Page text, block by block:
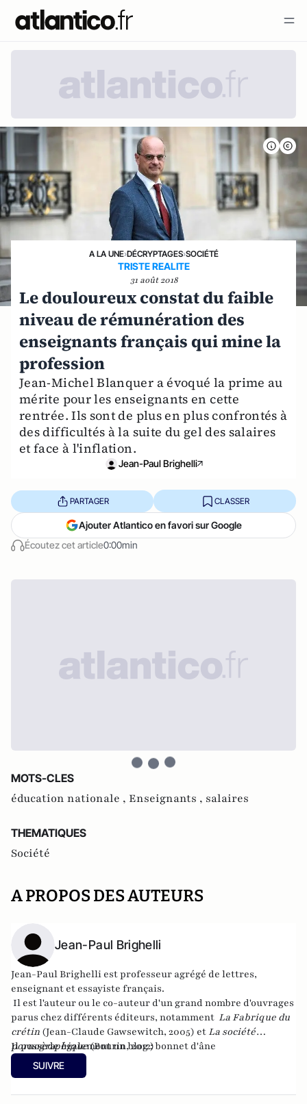
A LA UNE›DÉCRYPTAGES›SOCIÉTÉ
TRISTE REALITE
31 août 2018
Le douloureux constat du faible
niveau de rémunération des
enseignants français qui mine la
profession
Jean-Michel Blanquer a évoqué la prime au
mérite pour les enseignants en cette
rentrée. Ils sont de plus en plus confrontés à
des difficultés à la suite du gel des salaires
et face à l'inflation.
Jean-Paul Brighelli
Écoutez cet article0:00min
PARTAGER CLASSER
Ajouter Atlantico en favori sur Google
MOTS-CLES
éducation nationale , Enseignants , salaires
THEMATIQUES
Société
A PROPOS DES AUTEURS
Jean-Paul Brighelli
Jean-Paul Brighelli est professeur agrégé de lettres,
enseignant et essayiste français.
Il est l'auteur ou le co-auteur d'un grand nombre d'ouvrages
parus chez différents éditeurs, notamment La Fabrique du
crétin (Jean-Claude Gawsewitch, 2005) et La société
pornographique(Bourin, 2012)
Il possède également un blog :bonnet d'âne
SUIVRE